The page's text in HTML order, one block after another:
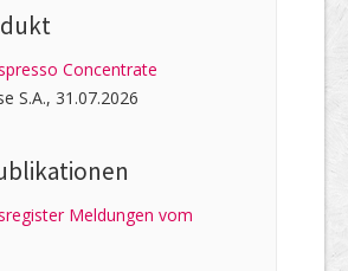
Concentrate
S.A., 31.07.2026
Meldungen vom